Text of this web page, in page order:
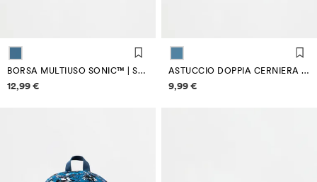
BORSA MULTIUSO SONIC™ | SEGA
Informazioni sui prezzi
12,99 €
ASTUCCIO DOPPIA CERNIERA SONIC™ | SEGA
Informazioni sui prezzi
9,99 €